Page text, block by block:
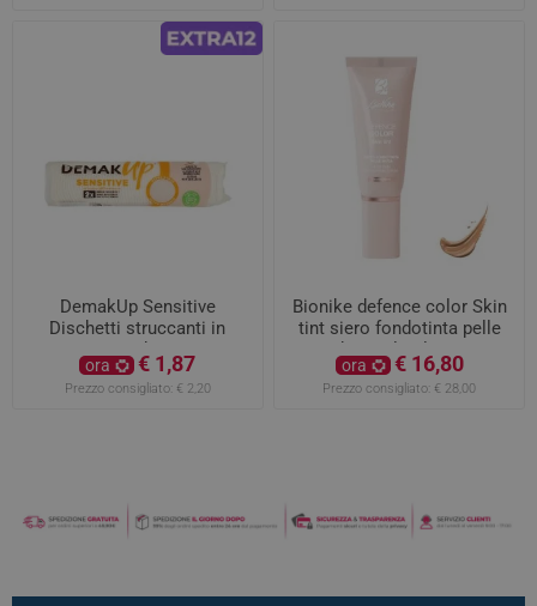
DemakUp Sensitive
Dischetti struccanti in
cotone non sbiancato 60
pezzi
ora € 1,87
Prezzo consigliato: € 2,20
Bionike defence color Skin
tint siero fondotinta pelle
nuda 30ml colore 2.5
Almond
ora € 16,80
Prezzo consigliato: € 28,00